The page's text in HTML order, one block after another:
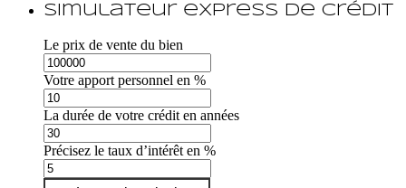
Simulateur express de crédit
Le prix de vente du bien
Votre apport personnel en %
La durée de votre crédit en années
Précisez le taux d’intérêt en %